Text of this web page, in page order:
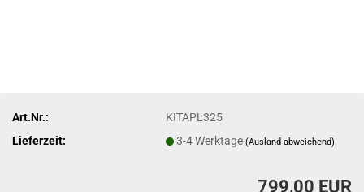
Art.Nr.:
KITAPL325
Lieferzeit:
3-4 Werktage(Ausland abweichend)
799,00 EUR